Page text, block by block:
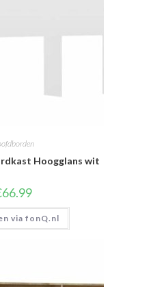
Hoogglans wit
66.99
via fonQ.nl